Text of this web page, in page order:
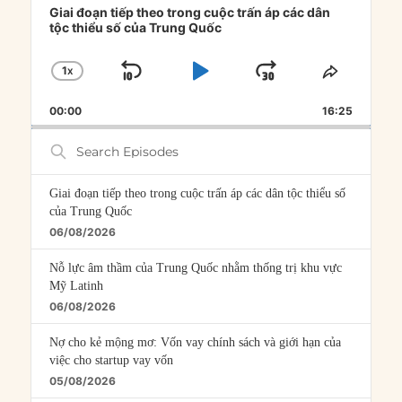
Player
Giai đoạn tiếp theo trong cuộc trấn áp các dân
tộc thiểu số của Trung Quốc
CHANGE
RATE
1X
SKIP
PLAYJUMP
FORWARD
SHARE
00:00 16:25
Search
Episodes
Giai đoạn tiếp theo trong cuộc trấn áp các dân tộc thiểu số
của Trung Quốc
06/08/2026
Nỗ lực âm thầm của Trung Quốc nhằm thống trị khu vực
Mỹ Latinh
06/08/2026
Nợ cho kẻ mộng mơ: Vốn vay chính sách và giới hạn của
việc cho startup vay vốn
05/08/2026